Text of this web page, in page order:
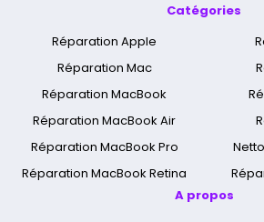
Catégories
Réparation Apple
Réparation Mac
Réparation MacBook
Réparation MacBook Air
Réparation MacBook Pro
Réparation MacBook Retina
A propos